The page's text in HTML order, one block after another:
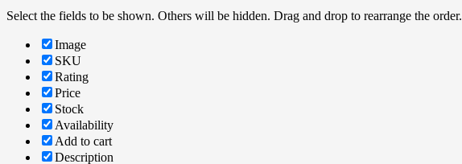
Select the fields to be shown. Others will be hidden. Drag and drop to rearrange the order.
Image
SKU
Rating
Price
Stock
Availability
Add to cart
Description